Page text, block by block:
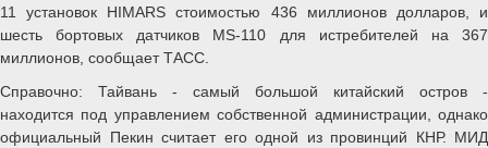
11 установок HIMARS стоимостью 436 миллионов долларов, и
шесть бортовых датчиков MS-110 для истребителей на 367
миллионов, сообщает ТАСС.
Справочно: Тайвань - самый большой китайский остров -
находится под управлением собственной администрации, однако
официальный Пекин считает его одной из провинций КНР. МИД